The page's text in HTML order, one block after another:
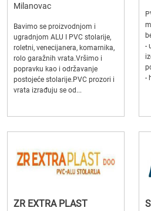
Milanovac
Bavimo se proizvodnjom i
ugradnjom ALU I PVC stolarije,
roletni, venecijanera, komarnika,
rolo garažnih vrata.Vršimo i
popravku kao i održavanje
postojeće stolarije.PVC prozori i
vrata izrađuju se od...
-
-
ZR EXTRA PLAST